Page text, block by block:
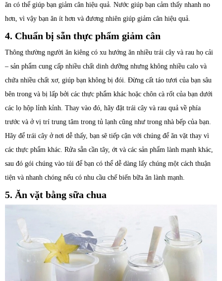
ăn có thể giúp bạn giảm cân hiệu quả. Nước giúp bạn cảm thấy nhanh no
hơn, vì vậy bạn ăn ít hơn và đương nhiên giúp giảm cân hiệu quả.
4. Chuẩn bị sẵn thực phẩm giảm cân
Thông thường người ăn kiêng có xu hướng ăn nhiều trái cây và rau họ cải
– sản phẩm cung cấp nhiều chất dinh dưỡng nhưng không nhiều calo và
chứa nhiều chất xơ, giúp bạn không bị đói. Đừng cất táo tươi của bạn sâu
bên trong và bị lấp bởi các thực phẩm khác hoặc chôn cà rốt của bạn dưới
các lọ hộp lỉnh kỉnh. Thay vào đó, hãy đặt trái cây và rau quả về phía
trước và ở vị trí trung tâm trong tủ lạnh cũng như trong nhà bếp của bạn.
Hãy để trái cây ở nơi dễ thấy, bạn sẽ tiếp cận với chúng để ăn vặt thay vì
các thực phẩm khác. Rửa sẵn cần tây, ớt và các sản phẩm lành mạnh khác,
sau đó gói chúng vào túi để bạn có thể dễ dàng lấy chúng một cách thuận
tiện và nhanh chóng nếu có nhu cầu chế biến bữa ăn lành mạnh.
5. Ăn vặt bằng sữa chua